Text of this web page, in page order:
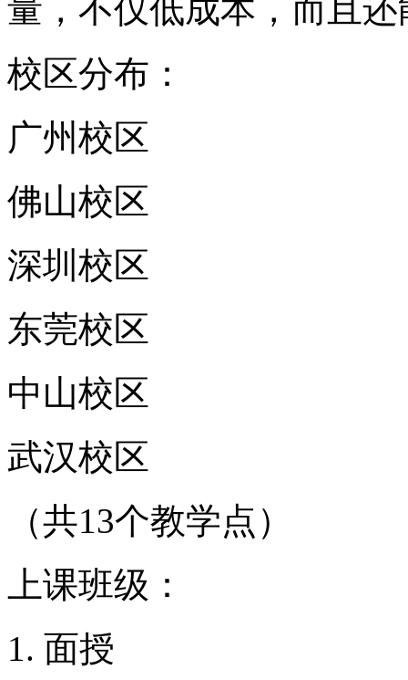
量，不仅低成本，而且
校区分布：
广州校区
佛山校区
深圳校区
东莞校区
中山校区
武汉校区
（共13个教学点）
上课班级：
面授